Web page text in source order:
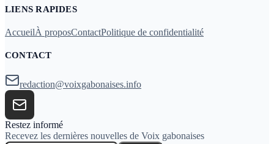
LIENS RAPIDES
AccueilÀ proposContactPolitique de confidentialité
CONTACT
redaction@voixgabonaises.info
Restez informé
Recevez les dernières nouvelles de Voix gabonaises